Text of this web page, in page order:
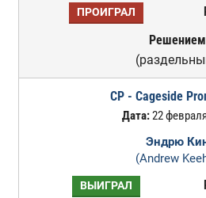
ПРОИГРАЛ
Решением
CP - Cageside
Дата:22
Эндрю
(Andrew
ВЫИГРАЛ